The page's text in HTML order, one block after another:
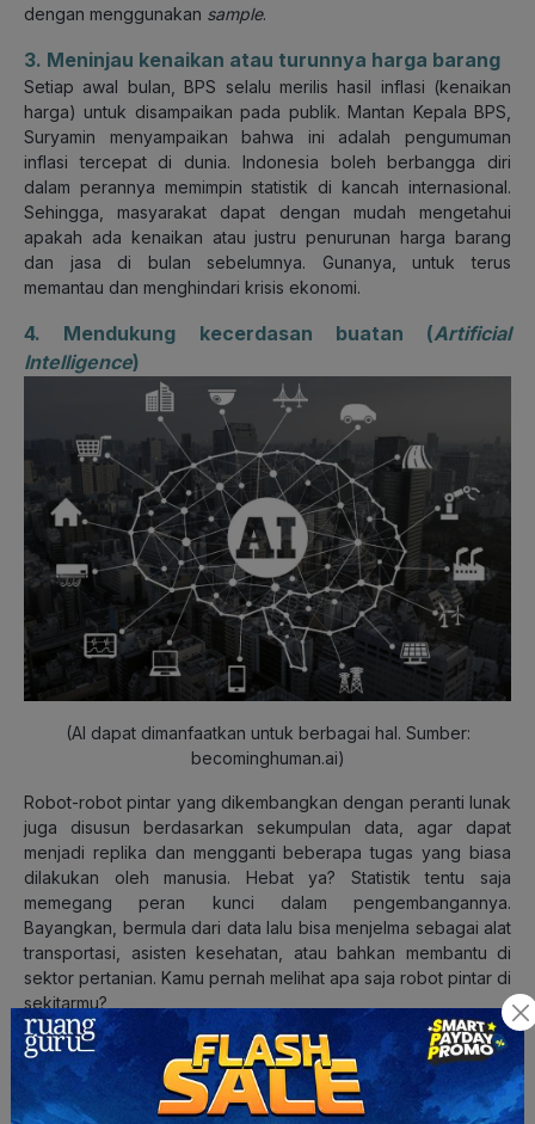
dengan menggunakan sample.
3. Meninjau kenaikan atau turunnya harga barang
Setiap awal bulan, BPS selalu merilis hasil inflasi (kenaikan
harga) untuk disampaikan pada publik. Mantan Kepala BPS,
Suryamin menyampaikan bahwa ini adalah pengumuman
inflasi tercepat di dunia. Indonesia boleh berbangga diri
dalam perannya memimpin statistik di kancah internasional.
Sehingga, masyarakat dapat dengan mudah mengetahui
apakah ada kenaikan atau justru penurunan harga barang
dan jasa di bulan sebelumnya. Gunanya, untuk terus
memantau dan menghindari krisis ekonomi.
4. Mendukung kecerdasan buatan (Artificial
Intelligence)
(AI dapat dimanfaatkan untuk berbagai hal. Sumber:
becominghuman.ai)
Robot-robot pintar yang dikembangkan dengan peranti lunak
juga disusun berdasarkan sekumpulan data, agar dapat
menjadi replika dan mengganti beberapa tugas yang biasa
dilakukan oleh manusia. Hebat ya? Statistik tentu saja
memegang peran kunci dalam pengembangannya.
Bayangkan, bermula dari data lalu bisa menjelma sebagai alat
transportasi, asisten kesehatan, atau bahkan membantu di
sektor pertanian. Kamu pernah melihat apa saja robot pintar di
sekitarmu?
5. Menanggulangi kemiskinan